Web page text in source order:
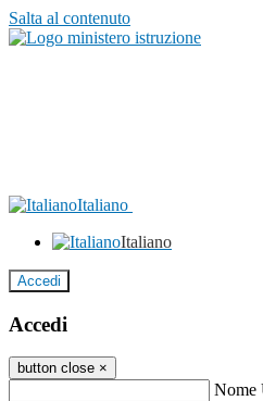
Salta al contenuto
Italiano
Italiano
Accedi
Accedi
button close ×
Nome